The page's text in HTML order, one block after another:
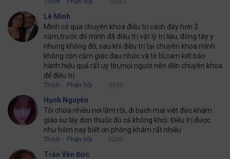
Lê Minh
Mình có qua chuyên khoa điều trị cách đây hơn 2
năm,trước đó mình đã điều trị vật lý trị liệu, đông tây y
nhưng không đỡ, sau khi điều trị tại chuyên khoa mình
không còn cảm giác đau nhức và tê bì,cam kết bảo
hành hiệu quả rất uy tín,mọi người nên đến chuyên khoa
để điều trị.
Thích Phản hồi 5395
Hạnh Nguyễn
Tôi chữa nhiều nơi lắm rồi, đi bạch mai việt đức khám
giáo sư lấy đơn thuốc đủ cả không khỏi. Điều trị được
như hôm nay biết ơn phòng khám rất nhiều
Thích Phản hồi 2293
Trần Văn Đức